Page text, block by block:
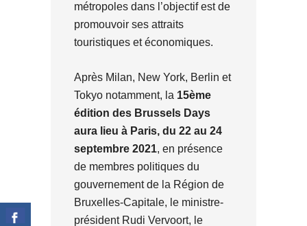
métropoles dans l’objectif est de
promouvoir ses attraits
touristiques et économiques.
Après Milan, New York, Berlin et
Tokyo notamment, la 15ème
édition des Brussels Days
aura lieu à Paris, du 22 au 24
septembre 2021, en présence
de membres politiques du
gouvernement de la Région de
Bruxelles-Capitale, le ministre-
président Rudi Vervoort, le